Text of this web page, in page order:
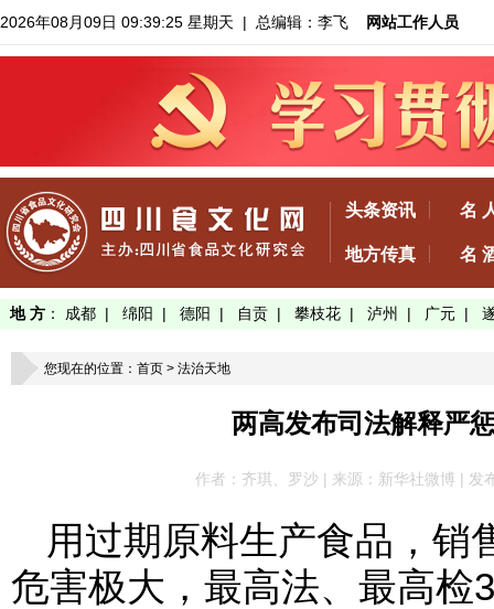
2026年08月09日 09:39:25 星期天 | 总编辑：李飞 网站工作人员
头条资讯 名
地方传真 名
地 方 ： 成都 | 绵阳 | 德阳 | 自贡 | 攀枝花 | 泸州 | 广元 |
您现在的位置： 首页 > 法治天地
两高发布司法解释严
作者：齐琪、罗沙 | 来源：新华社微博 |
用过期原料生产食品，销
危害极大，最高法、最高检